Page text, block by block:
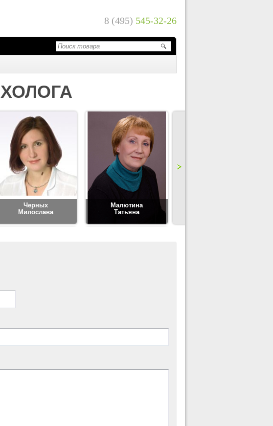
8 (495) 545-32-26
Черных
Милослава
Малютина
Татьяна